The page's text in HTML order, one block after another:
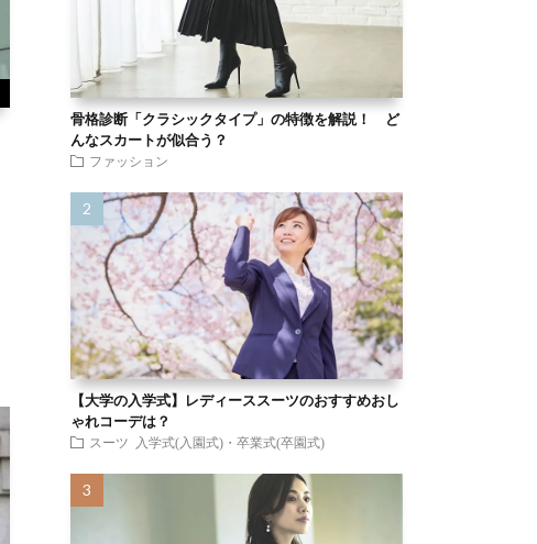
骨格診断「クラシックタイプ」の特徴を解説！ ど
んなスカートが似合う？
ファッション
【大学の入学式】レディーススーツのおすすめおし
ゃれコーデは？
スーツ 入学式(入園式)・卒業式(卒園式)